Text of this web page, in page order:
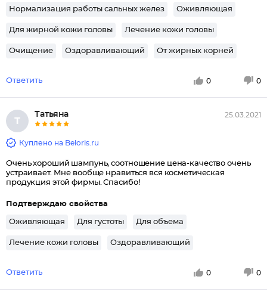
Нормализация работы сальных желез Оживляющая
Для жирной кожи головы Лечение кожи головы
Очищение Оздоравливающий От жирных корней
Ответить 0 0
Т
Татьяна 25.03.2021
Куплено на Beloris.ru
Очень хороший шампунь, соотношение цена-качество очень
устраивает. Мне вообще нравиться вся косметическая
продукция этой фирмы. Спасибо!
Подтверждаю свойства
Оживляющая Для густоты Для объема
Лечение кожи головы Оздоравливающий
Ответить 0 0